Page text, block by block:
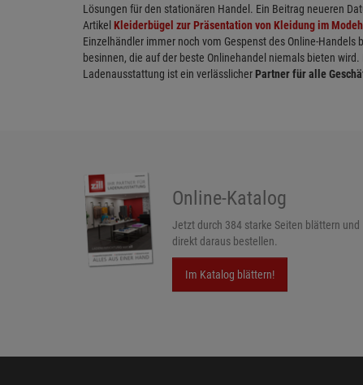
Lösungen für den stationären Handel. Ein Beitrag neueren
Artikel Kleiderbügel zur Präsentation von Kleidung im
Einzelhändler immer noch vom Gespenst des Online-Handels
besinnen, die auf der beste Onlinehandel niemals bieten wird.
Ladenausstattung ist ein verlässlicher Partner für alle
Online-Katalog
Jetzt durch 384 starke Seiten blättern und
direkt daraus bestellen.
Im Katalog blättern!